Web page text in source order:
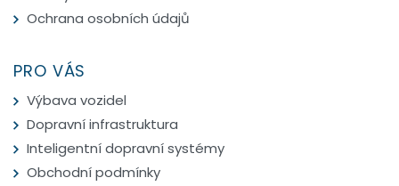
Ochrana osobních údajů
PRO VÁS
Výbava vozidel
Dopravní infrastruktura
Inteligentní dopravní systémy
Obchodní podmínky